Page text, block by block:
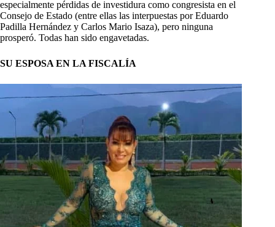
especialmente pérdidas de investidura como congresista en el
Consejo de Estado (entre ellas las interpuestas por Eduardo
Padilla Hernández y Carlos Mario Isaza), pero ninguna
prosperó. Todas han sido engavetadas.
SU ESPOSA EN LA FISCALÍA